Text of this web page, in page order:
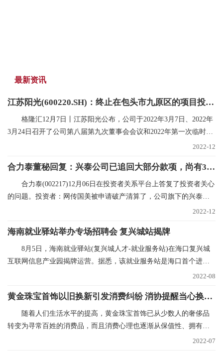
最新资讯
江苏阳光(600220.SH)：终止在包头市九原区的项目投资规划
格隆汇12月7日丨江苏阳光公布，公司于2022年3月7日、2022年
3月24日召开了公司第八届第九次董事会会议和2022年第一次临时股
2022-12
合力泰董秘回复：兴泰公司已追回大部分款项，尚有300多万未支付，已申请财产保全|世界焦点
合力泰(002217)12月06日在投资者关系平台上答复了投资者关心
的问题。投资者：网传国美被申请破产清算了，公司旗下的兴泰和
2022-12
海南就业驿站举办专场招聘会 复兴城站揭牌
8月5日，海南就业驿站(复兴城人才-就业服务站)在海口复兴城
互联网信息产业园揭牌运营。据悉，该就业服务站是海口首个进驻
2022-08
黄金珠宝首饰以旧换新引发消费纠纷 消协提醒当心换购回购“陷阱”
随着人们生活水平的提高，黄金珠宝首饰已从少数人的奢侈品
转变为寻常百姓的消费品，而且消费心理也逐渐从保值性、拥有性
2022-07